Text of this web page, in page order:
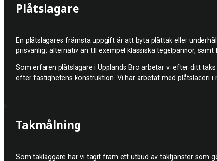
Plåtslagare
En plåtslagares främsta uppgift är att byta plåttak eller
prisvänligt alternativ än till exempel klassiska tegelpannor, samt
Som erfaren plåtslagare i Upplands Bro arbetar vi efter ditt
efter fastighetens konstruktion. Vi har arbetat med plåtslageri
Takmålning
Som takläggare har vi tagit fram ett utbud av taktjänster som